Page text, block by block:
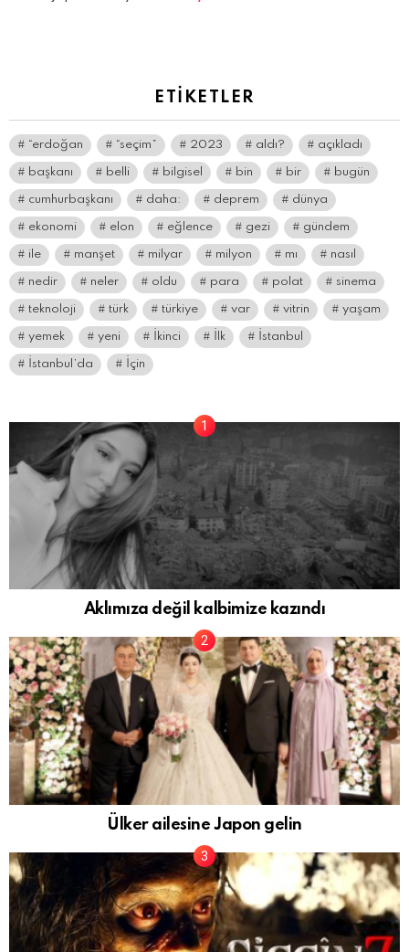
ETIKETLER
“erdoğan “seçim” 2023 aldı? açıkladı
başkanı belli bilgisel bin bir bugün
cumhurbaşkanı daha: deprem dünya
ekonomi elon eğlence gezi gündem
ile manşet milyar milyon mı nasıl
nedir neler oldu para polat sinema
teknoloji türk türkiye var vitrin yaşam
yemek yeni İkinci İlk İstanbul
İstanbul’da İçin
Aklımıza değil kalbimize kazındı
Ülker ailesine Japon gelin